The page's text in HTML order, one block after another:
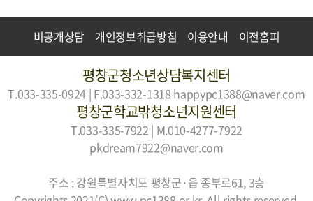
비공개상담 개인정보취급방침 이용안내 이전홈피
평창군청소년상담복지센터
T.033-335-0924 | F.033-332-1318 happypc1388@naver.com
평창군학교밖청소년지원센터
T.033-335-7922 | M.010-4277-7922
pkdream7922@naver.com
주소 : 강원특별자치도 평창군·읍 종부로61, 3층